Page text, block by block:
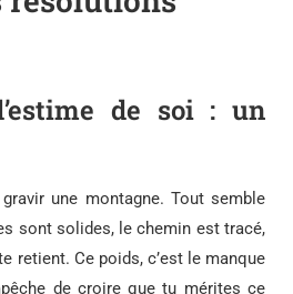
de soi : un
une montagne. Tout semble
sont solides, le chemin est tracé,
retient. Ce poids, c’est le manque
de croire que tu mérites ce